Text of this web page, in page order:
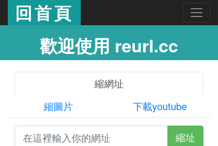
回首頁
歡迎使用 reurl.cc
縮網址
縮圖片
下載youtube
縮址